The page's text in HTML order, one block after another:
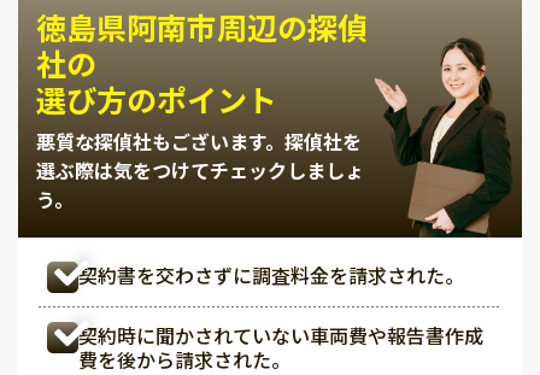
徳島県阿南市周辺の探偵
社の
選び方のポイント
悪質な探偵社もございます。 探偵社を
選ぶ際は気をつけてチェックしましょ
う。
契約書を交わさずに調査料金を請求された。
契約時に聞かされていない車両費や報告書作成
費を後から請求された。